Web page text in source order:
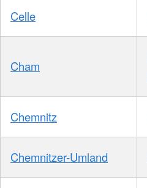
Celle
Cham
Chemnitz
Chemnitzer-Umland